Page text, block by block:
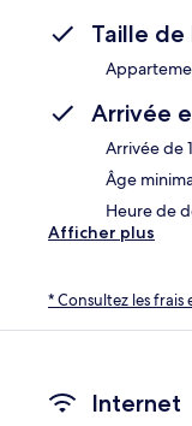
Taille de
Arrivée
Arrivée de
Âge
Heure de
Afficher plus
* Consultez les
Internet